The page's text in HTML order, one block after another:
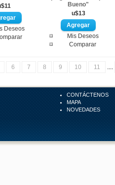
Deseos
Bueno"
u$13
Mis Deseos
Comparar
6 7 8 9 10 11 ....
CONTÁCTENOS
MAPA
NOVEDADES